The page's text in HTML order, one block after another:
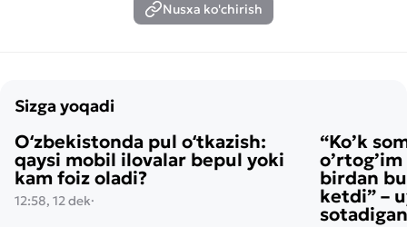
Nusxa ko'chirish
Sizga yoqadi
Oʻzbekistonda pul oʻtkazish:
qaysi mobil ilovalar bepul yoki
kam foiz oladi?
12:58, 12 dek·
“Ko’k
birdan
ketdi” –